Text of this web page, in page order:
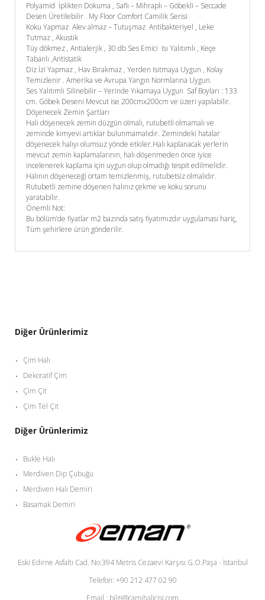
Polyamid İplikten Dokuma , Saflı – Mihraplı – Göbekli – Seccade
Desen Üretilebilir . My Floor Comfort Camilik Serisi
Koku Yapmaz Alev almaz – Tutuşmaz Antibakteriyel , Leke
Tutmaz , Akustik
Tüy dökmez , Antialerjik , 30 db Ses Emici Isı Yalıtımlı , Keçe
Tabanlı ,Antistatik
Diz İzi Yapmaz , Hav Bırakmaz , Yerden Isıtmaya Uygun , Kolay
Temizlenir . Amerika ve Avrupa Yangın Normlarına Uygun.
Ses Yalıtımlı Silinebilir – Yerinde Yıkamaya Uygun Saf Boyları : 133
cm. Göbek Deseni Mevcut ise 200cmx200cm ve üzeri yapılabilir.
Döşenecek Zemin Şartları
Halı döşenecek zemin düzgün olmalı, rutubetli olmamalı ve
zeminde kimyevi artıklar bulunmamalıdır. Zemindeki hatalar
döşenecek halıyı olumsuz yönde etkiler.Halı kaplanacak yerlerin
mevcut zemin kaplamalarının, halı döşenmeden önce iyice
incelenerek kaplama için uygun olup olmadığı tespit edilmelidir.
Halının döşeneceği ortam temizlenmiş, rutubetsiz olmalıdır.
Rutubetli zemine döşenen halınız çekme ve koku sorunu
yaratabilir.
Önemli Not:
Bu bölüm’de fiyatlar m2 bazında satış fiyatımızdır uygulaması hariç,
Tüm şehirlere ürün gönderilir.
Diğer Ürünlerimiz
Çim Halı
Dekoratif Çim
Çim Çit
Çim Tel Çit
Diğer Ürünlerimiz
Bukle Halı
Merdiven Dip Çubuğu
Merdiven Halı Demiri
Basamak Demiri
Eski Edirne Asfaltı Cad. No:394 Metris Cezaevi Karşısı G.O.Paşa - İstanbul
Telefon: +90 212 477 02 90